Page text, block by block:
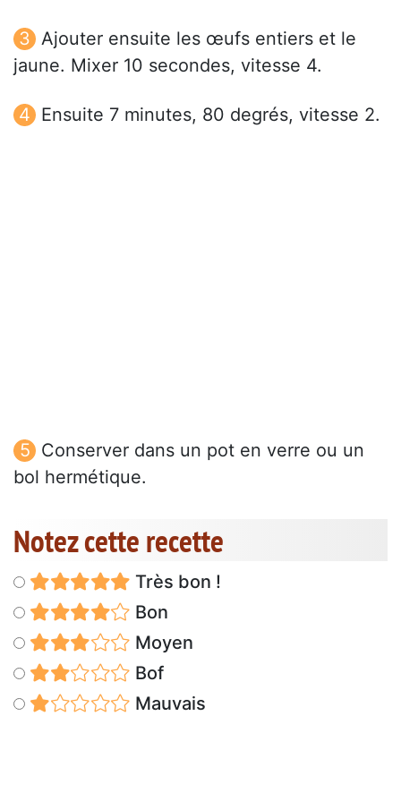
Ajouter ensuite les œufs entiers et le
jaune. Mixer 10 secondes, vitesse 4.
Ensuite 7 minutes, 80 degrés, vitesse 2.
Conserver dans un pot en verre ou un
bol hermétique.
Notez cette recette
Très bon !
Bon
Moyen
Bof
Mauvais